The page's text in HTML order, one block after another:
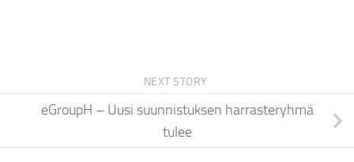
NEXT STORY
eGroupH – Uusi suunnistuksen harrasteryhmä
tulee